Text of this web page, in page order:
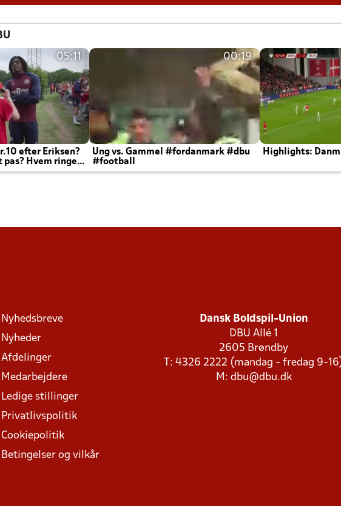
05:11
efter Eriksen?
pas? Hvem ringer
kampe?
00:19
Ung vs. Gammel #fordanmark #dbu
#football
Highlights:
Nyhedsbreve
Nyheder
Afdelinger
Medarbejdere
Ledige stillinger
Privatlivspolitik
Cookiepolitik
Betingelser og vilkår
Dansk Boldspil-Union
DBU Allé 1
2605 Brøndby
T: 4326 2222 (mandag - fredag 9-
M: dbu@dbu.dk